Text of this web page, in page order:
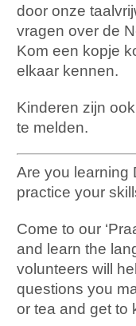
door onze
vragen over de
Kom een kopje
elkaar kennen.
Kinderen zijn
te melden.
Are you learning
practice your
Come to our
and learn the
volunteers will
questions you
or tea and get to